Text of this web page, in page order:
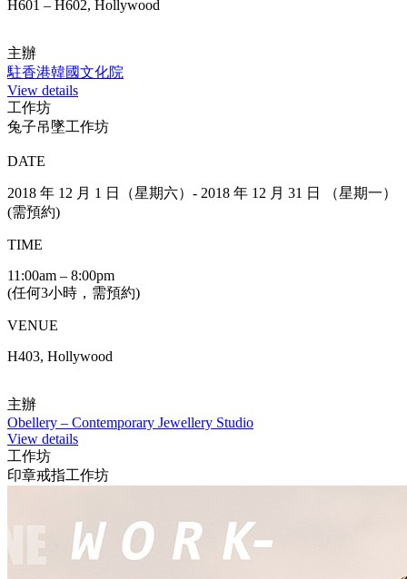
H601 – H602, Hollywood
主辦
駐香港韓國文化院
View details
工作坊
兔子吊墜工作坊
DATE
2018 年 12 月 1 日（星期六）- 2018 年 12 月 31 日 （星期一）
(需預約)
TIME
11:00am – 8:00pm
(任何3小時，需預約)
VENUE
H403, Hollywood
主辦
Obellery – Contemporary Jewellery Studio
View details
工作坊
印章戒指工作坊